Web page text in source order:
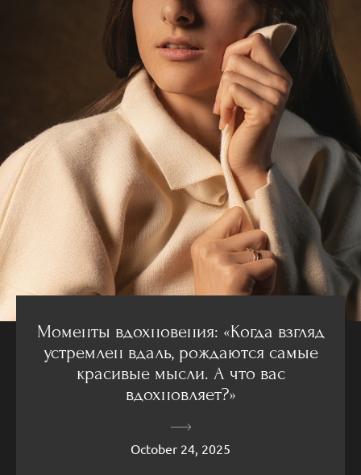
Моменты вдохновения: «Когда взгляд
устремлен вдаль, рождаются самые
красивые мысли. А что вас
вдохновляет?»
October 24, 2025